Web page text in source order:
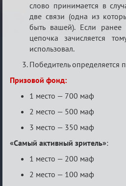
слово принимается в
две связи (одна из
быть вашей). Если ранее
цепочка зачисляется
использовал.
Победитель определяется
Призовой фонд:
1 место — 700 маф
2 место — 500 маф
3 место — 350 маф
«Самый активный зритель»:
1 место — 200 маф
2 место — 100 маф